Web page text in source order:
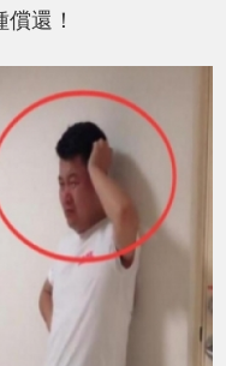
還！